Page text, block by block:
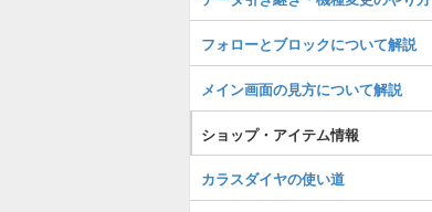
フォローとブロックについて解説
メイン画面の見方について解説
ショップ・アイテム情報
カラスダイヤの使い道